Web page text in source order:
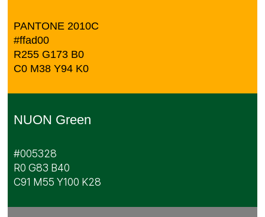
PANTONE 2010C
#ffad00
R255 G173 B0
C0 M38 Y94 K0
NUON Green
#005328
R0 G83 B40
C91 M55 Y100 K28